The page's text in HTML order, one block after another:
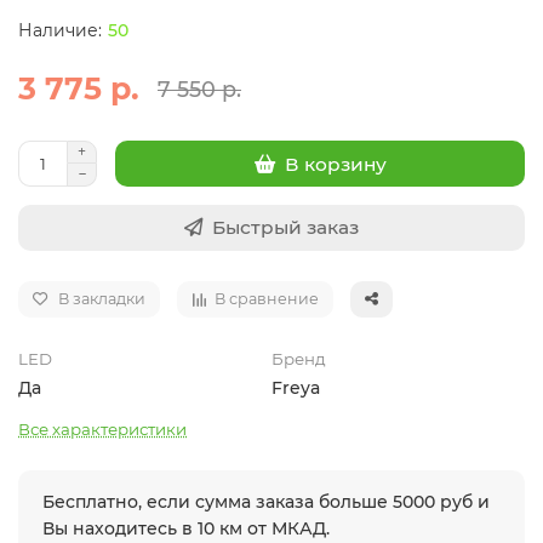
50
3 775 р. 7 550 р.
В корзину
Быстрый заказ
В закладки В сравнение
LED
Да
Бренд
Freya
Все характеристики
Бесплатно, если сумма заказа больше 5000 руб и
Вы находитесь в 10 км от МКАД.